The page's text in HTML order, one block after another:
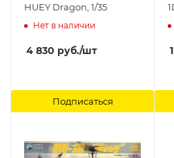
HUEY Dragon, 1/35
Нет в наличии
4 830 руб./шт
Подписаться